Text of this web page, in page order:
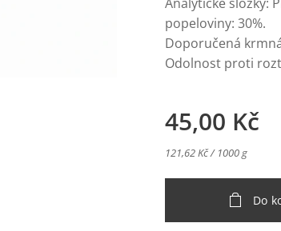
popeloviny: 30%.
Doporučená
Odolnost proti
45,00 Kč
121,62 Kč / 1000 g
Do